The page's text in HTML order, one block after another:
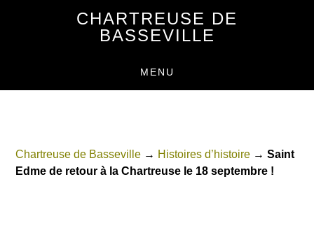
page
CHARTREUSE DE
BASSEVILLE
MENU
Chartreuse de Basseville → Histoires d’histoire →Saint
Edme de retour à la Chartreuse le 18 septembre !